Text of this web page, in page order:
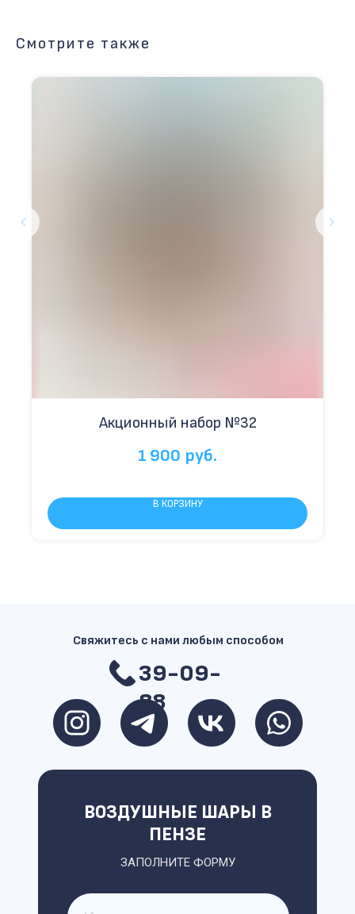
Смотрите также
Акционный набор №32
1 900 руб.
В КОРЗИНУ
39-09-
88
ЗАПОЛНИТЕ ФОРМУ
ВОЗДУШНЫЕ ШАРЫ В
ПЕНЗЕ
Свяжитесь с нами любым способом